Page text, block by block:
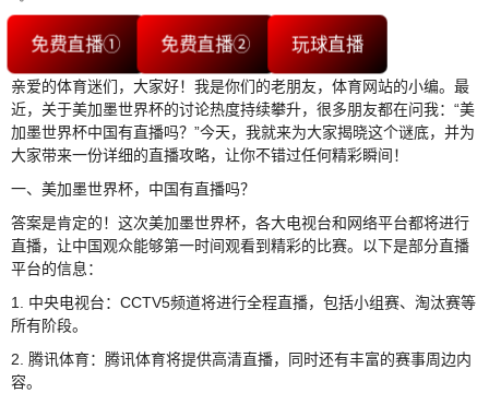
免费直播① 免费直播② 玩球直播
亲爱的体育迷们，大家好！我是你们的老朋友，体育网站的小编。最
近，关于美加墨世界杯的讨论热度持续攀升，很多朋友都在问我：“美
加墨世界杯中国有直播吗？”今天，我就来为大家揭晓这个谜底，并为
大家带来一份详细的直播攻略，让你不错过任何精彩瞬间！
一、美加墨世界杯，中国有直播吗？
答案是肯定的！这次美加墨世界杯，各大电视台和网络平台都将进行
直播，让中国观众能够第一时间观看到精彩的比赛。以下是部分直播
平台的信息：
1. 中央电视台：CCTV5频道将进行全程直播，包括小组赛、淘汰赛等
所有阶段。
2. 腾讯体育：腾讯体育将提供高清直播，同时还有丰富的赛事周边内
容。